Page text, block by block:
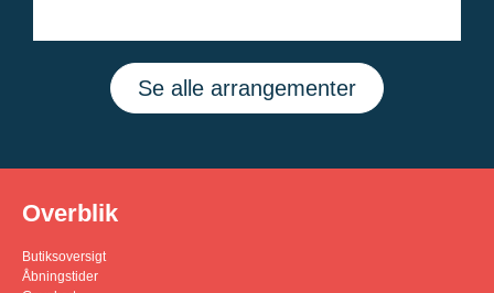
Se alle arrangementer
Overblik
Butiksoversigt
Åbningstider